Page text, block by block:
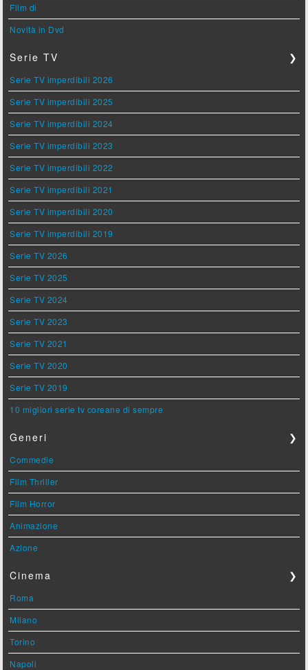
Film di
Novità in Dvd
Serie TV ❯
Serie TV imperdibili 2026
Serie TV imperdibili 2025
Serie TV imperdibili 2024
Serie TV imperdibili 2023
Serie TV imperdibili 2022
Serie TV imperdibili 2021
Serie TV imperdibili 2020
Serie TV imperdibili 2019
Serie TV 2026
Serie TV 2025
Serie TV 2024
Serie TV 2023
Serie TV 2021
Serie TV 2020
Serie TV 2019
10 migliori serie tv coreane di sempre
Generi ❯
Commedie
Film Thriller
Film Horror
Animazione
Azione
Cinema ❯
Roma
Milano
Torino
Napoli